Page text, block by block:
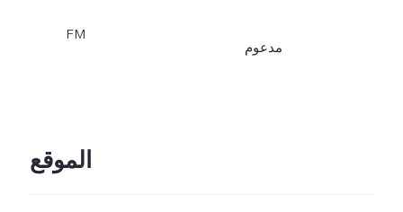
FM
مدعوم
الموقع